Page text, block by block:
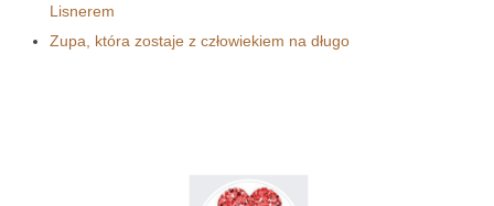
Lisnerem
Zupa, która zostaje z człowiekiem na długo